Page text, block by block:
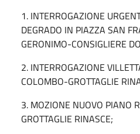
1. INTERROGAZIONE
DEGRADO IN PIAZZA SAN
GERONIMO-CONSIGLIERE
2. INTERROGAZIONE
COLOMBO-GROTTAGLIE
3. MOZIONE NUOVO PIANO
GROTTAGLIE RINASCE;